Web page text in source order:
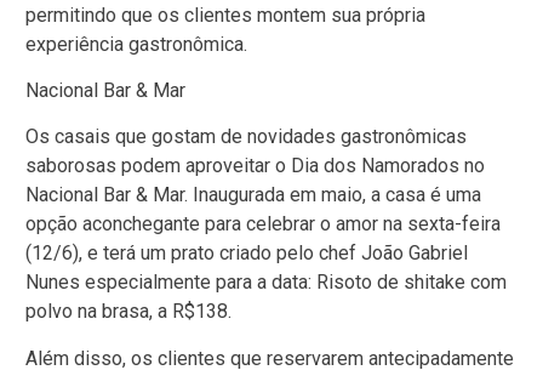
permitindo que os clientes montem sua própria
experiência gastronômica.
Nacional Bar & Mar
Os casais que gostam de novidades gastronômicas
saborosas podem aproveitar o Dia dos Namorados no
Nacional Bar & Mar. Inaugurada em maio, a casa é uma
opção aconchegante para celebrar o amor na sexta-feira
(12/6), e terá um prato criado pelo chef João Gabriel
Nunes especialmente para a data: Risoto de shitake com
polvo na brasa, a R$138.
Além disso, os clientes que reservarem antecipadamente